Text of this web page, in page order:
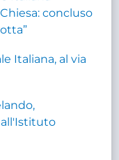
concluso
Italiana, al via
all'Istituto